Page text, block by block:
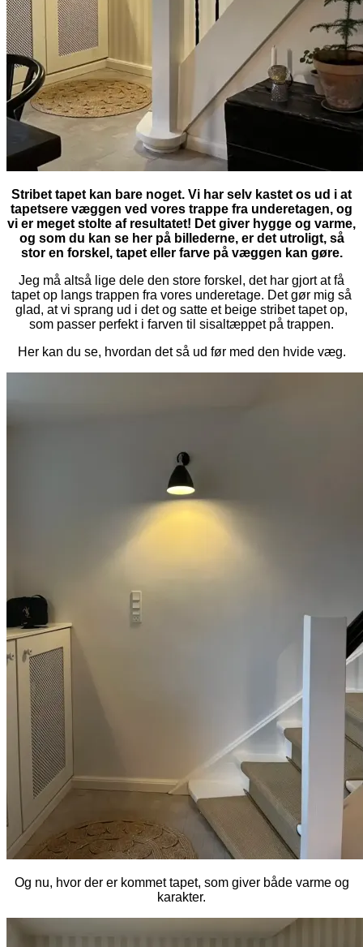
Stribet tapet kan bare noget. Vi har selv kastet os ud i at
tapetsere væggen ved vores trappe fra underetagen, og
vi er meget stolte af resultatet! Det giver hygge og varme,
og som du kan se her på billederne, er det utroligt, så
stor en forskel, tapet eller farve på væggen kan gøre.
Jeg må altså lige dele den store forskel, det har gjort at få
tapet op langs trappen fra vores underetage. Det gør mig så
glad, at vi sprang ud i det og satte et beige stribet tapet op,
som passer perfekt i farven til sisaltæppet på trappen.
Her kan du se, hvordan det så ud før med den hvide væg.
Og nu, hvor der er kommet tapet, som giver både varme og
karakter.